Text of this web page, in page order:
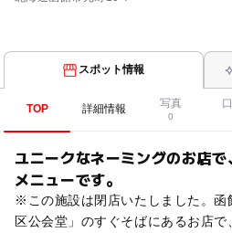
スポット情報
TOP 詳細情報 写真
0
ユニークなネーミングのお店
メニューです。
※この施設は閉店いたしました。函
区公会堂」のすぐそばにあるお店